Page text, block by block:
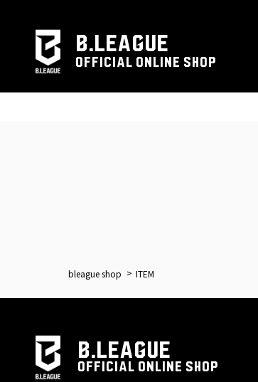
B.LEAGUE
OFFICIAL ONLINE SHOP
bleague shop ITEM
B.LEAGUE
OFFICIAL ONLINE SHOP